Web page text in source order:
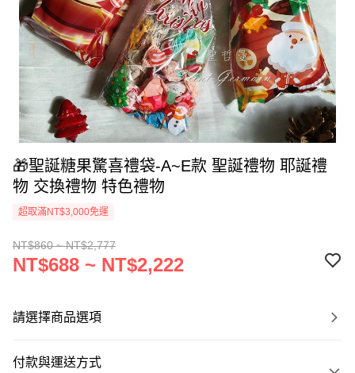
🎁聖誕糖果驚喜禮袋-A~E款 聖誕禮物 耶誕禮
物 交換禮物 特色禮物
超取滿NT$3,000免運
NT$860 ~ NT$2,777
NT$688 ~ NT$2,222
請選擇商品選項
付款與運送方式